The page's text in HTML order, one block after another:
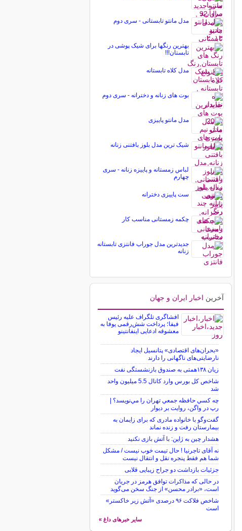
مدل مانتو تابستانی - سری دوم
بهترین رنگها برای شیک پوشی در
تابستان!!!
مدل کلاه تابستانه
بوت های زنانه و دخترانه - سری دوم
مدل مانتو پاییزی
شیک ترین مدل بلوز بافتنی زنانه
لباس زمستانه و پاییزه زنانه - سری
چهارم
ست پاییزی دخترانه
چکمه زمستانی مناسب کار
جدیدترین مدل جوراب فانتزی تابستانه
زنانه
آخرین اخبار ایران و جهان
افشاگری تلگراف علیه رئیس
فیفا؛ پرداخت شش‌رقمی یوفا به
معشوقه ادعایی اینفانتینو
«بحران‌های اقتصادی» پتانسیل ایجاد
نارضایتی‌های ناگهانی را دارند
زیان ۱۳۸همتی به صندوق بازنشستگی نفت
شاخص کل بورس وارد کانال 5.5 میلیون واحد
شد
چه كسي حافظه جمعي تهران را مي‌نويسد؟ |
رپ در واگن، روايت بر ديوار
گفت‌وگو با خانواده مادری که برای زایمان به
بیمارستان رفت و زنده نماند
هشدار چین به ژاپن: با آتش بازی نکنید
نه آقای تاجرنیا ! حال تیمت خوب نیست / مشکل
شما هم فقط پنجره نقل و انتقال نیست
جزئیات بازداشت دو جراح زیبایی قلابی
در حالی که مذاکرات توافق هرمز در جریان
است، «برادر محسن» از جنگ سخن می‌گوید
شاخص فلاکت ۹۶ درصدی «آتش زیر خاکستر»
است
سایر خبرهای داغ »